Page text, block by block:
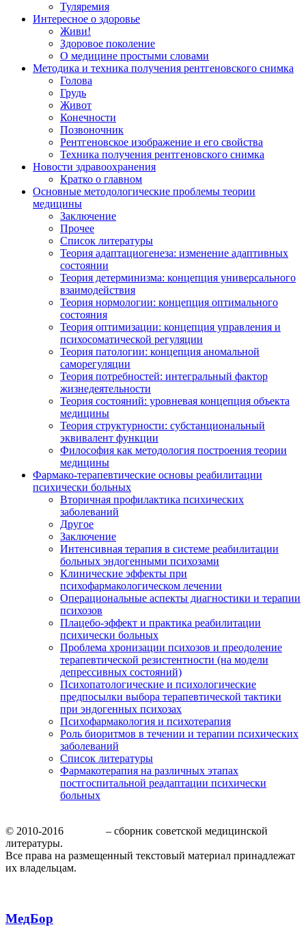
Туляремия
Интересное о здоровье
Живи!
Здоровое поколение
О медицине простыми словами
Методика и техника получения рентгеновского снимка
Голова
Грудь
Живот
Конечности
Позвоночник
Рентгеновское изображение и его свойства
Техника получения рентгеновского снимка
Новости здравоохранения
Кратко о главном
Основные методологические проблемы теории
медицины
Заключение
Прочее
Список литературы
Теория адаптациогенеза: изменение адаптивных
состоянии
Теория детерминизма: концепция универсального
взаимодействия
Теория нормологии: концепция оптимального
состояния
Теория оптимизации: концепция управления и
психосоматической регуляции
Теория патологии: концепция аномальной
саморегуляции
Теория потребностей: интегральный фактор
жизнедеятельности
Теория состояний: уровневая концепция объекта
медицины
Теория структурности: субстанциональный
эквивалент функции
Философия как методология построения теории
медицины
Фармако-терапевтические основы реабилитации
психически больных
Вторичная профилактика психических
заболеваний
Другое
Заключение
Интенсивная терапия в системе реабилитации
больных эндогенными психозами
Клинические эффекты при
психофармакологическом лечении
Операциональные аспекты диагностики и терапии
психозов
Плацебо-эффект и практика реабилитации
психически больных
Проблема хронизации психозов и преодоление
терапевтической резистентности (на модели
депрессивных состояний)
Психопатологические и психологические
предпосылки выбора терапевтической тактики
при эндогенных психозах
Психофармакология и психотерапия
Роль биоритмов в течении и терапии психических
заболеваний
Список литературы
Фармакотерапия на различных этапах
постгоспитальной реадаптации психически
больных
© 2010-2016
– сборник советской медицинской
литературы.
Все права на размещенный текстовый материал принадлежат
их владельцам.
МедБор